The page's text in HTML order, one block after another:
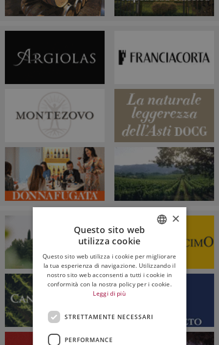
ENGLISH
×
Questo sito web
utilizza cookie
Questo sito web utilizza i cookie per migliorare
la tua esperienza di navigazione. Utilizzando il
nostro sito web acconsenti a tutti i cookie in
conformità con la nostra policy per i cookie.
Leggi di più
STRETTAMENTE NECESSARI
PERFORMANCE